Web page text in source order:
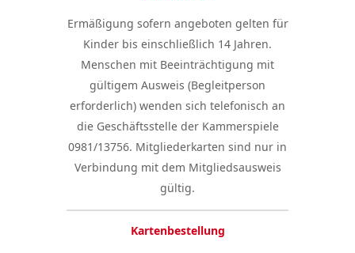
Ermäßigung sofern angeboten gelten für
Kinder bis einschließlich 14 Jahren.
Menschen mit Beeinträchtigung mit
gültigem Ausweis (Begleitperson
erforderlich) wenden sich telefonisch an
die Geschäftsstelle der Kammerspiele
0981/13756. Mitgliederkarten sind nur in
Verbindung mit dem Mitgliedsausweis
gültig.
Kartenbestellung